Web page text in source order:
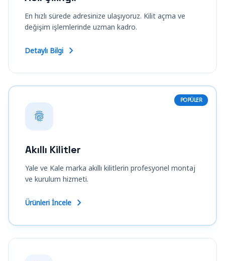
En hızlı sürede adresinize ulaşıyoruz. Kilit açma ve
değişim işlemlerinde uzman kadro.
Detaylı Bilgi chevron_right
POPÜLER
fingerprint
Akıllı Kilitler
Yale ve Kale marka akıllı kilitlerin profesyonel montaj
ve kurulum hizmeti.
Ürünleri İncele chevron_right